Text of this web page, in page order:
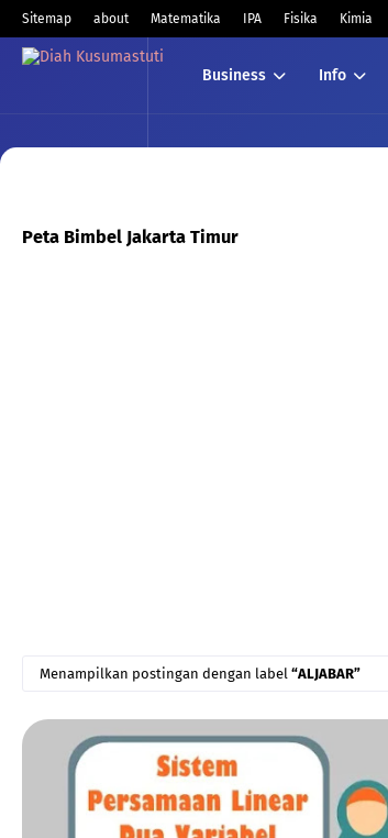
Sitemap about Matematika IPA Fisika Kimia
Business Info
Peta Bimbel Jakarta Timur
Menampilkan postingan dengan label ALJABAR